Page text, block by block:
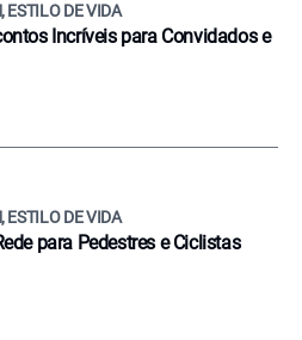
ESTILO DE VIDA
Incríveis para Convidados e
ESTILO DE VIDA
para Pedestres e Ciclistas